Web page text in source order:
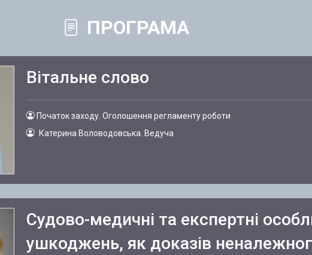
ПРОГРАМА
Вітальне слово
Початок заходу. Оголошення регламенту роботи
Катерина Воловодовська. Ведуча
Судово-медичні та експертні
ушкоджень, як доказів